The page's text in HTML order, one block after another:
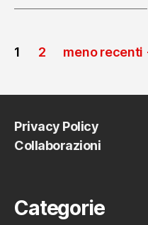
Paginazione
articoli
1 2 meno recenti
Privacy Policy
Collaborazioni
Categorie